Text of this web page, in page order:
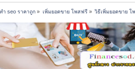
ำ seo ราคาถูก » เพิ่มยอดขาย โพสฟรี» วิธีเพิ่มยอดขาย โ